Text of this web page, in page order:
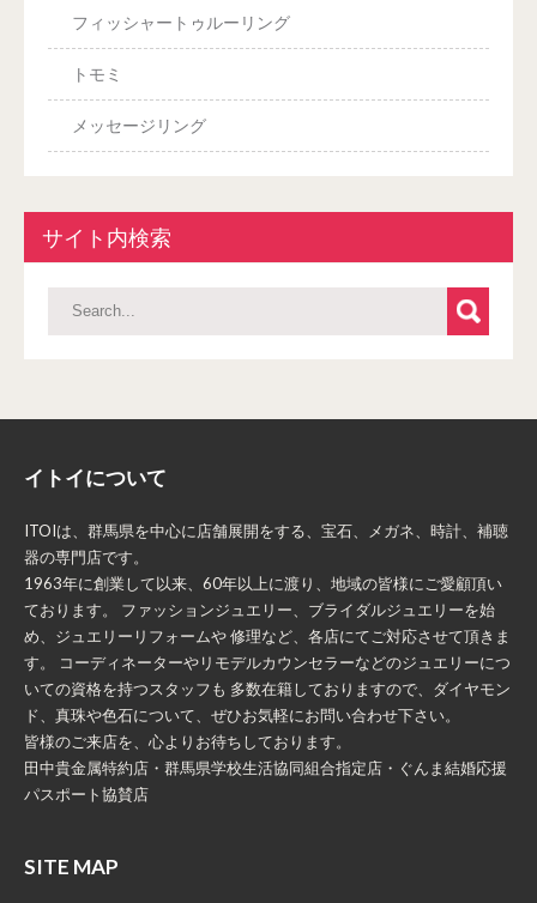
フィッシャートゥルーリング
トモミ
メッセージリング
サイト内検索
イトイについて
ITOIは、群馬県を中心に店舗展開をする、宝石、メガネ、時計、補聴
器の専門店です。
1963年に創業して以来、60年以上に渡り、地域の皆様にご愛顧頂い
ております。 ファッションジュエリー、ブライダルジュエリーを始
め、ジュエリーリフォームや 修理など、各店にてご対応させて頂きま
す。 コーディネーターやリモデルカウンセラーなどのジュエリーにつ
いての資格を持つスタッフも 多数在籍しておりますので、ダイヤモン
ド、真珠や色石について、ぜひお気軽にお問い合わせ下さい。
皆様のご来店を、心よりお待ちしております。
田中貴金属特約店・群馬県学校生活協同組合指定店・ぐんま結婚応援
パスポート協賛店
SITE MAP